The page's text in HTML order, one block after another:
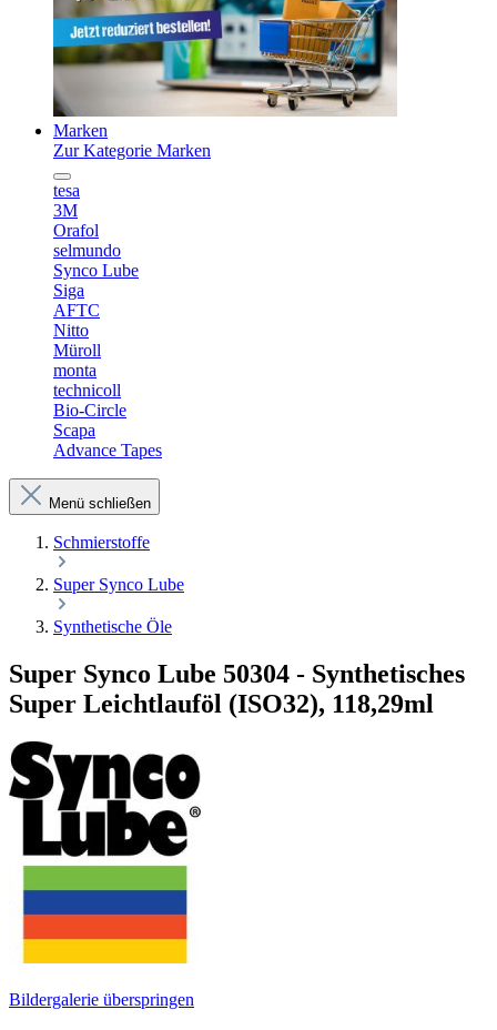
Marken
Zur Kategorie Marken
tesa
3M
Orafol
selmundo
Synco Lube
Siga
AFTC
Nitto
Müroll
monta
technicoll
Bio-Circle
Scapa
Advance Tapes
Menü schließen
Schmierstoffe
Super Synco Lube
Synthetische Öle
Super Synco Lube 50304 - Synthetisches
Super Leichtlauföl (ISO32), 118,29ml
Bildergalerie überspringen